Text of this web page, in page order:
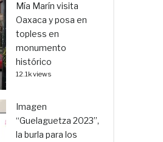
Mía Marín visita
Oaxaca y posa en
topless en
monumento
histórico
12.1k views
Imagen
“Guelaguetza 2023”,
la burla para los